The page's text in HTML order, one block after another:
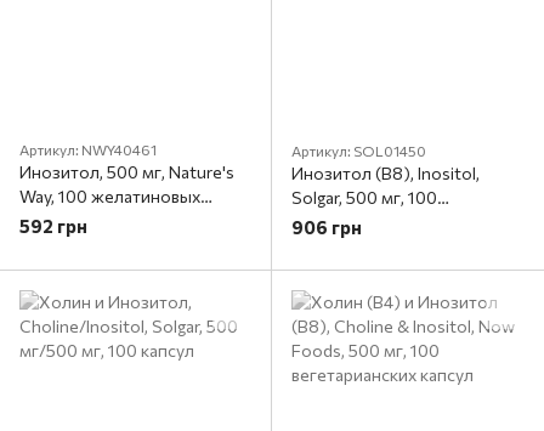
Артикул: NWY40461
Инозитол, 500 мг, Nature's
Way, 100 желатиновых
капсул
592 грн
Артикул: SOL01450
Инозитол (В8), Inositol,
Solgar, 500 мг, 100
вегетарианских капсул
906 грн